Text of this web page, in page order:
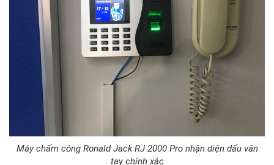
Máy chấm công Ronald Jack RJ 2000 Pro nhận diện dấu vân
tay chính xác